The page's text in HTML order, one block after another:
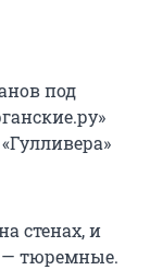
под
стенах, и
— тюремные.